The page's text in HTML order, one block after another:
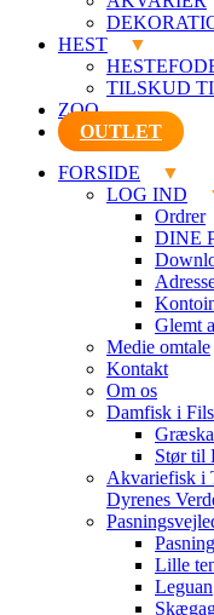
HEST
TILSKUD
ZOO
OUTLET
FORSIDE
LOG IND
Ordrer
DINE
Glemt
Medie omtale
Kontakt
Om os
Damfisk i
Stør til
Akvariefisk i
Dyrenes
Lille
Leguan